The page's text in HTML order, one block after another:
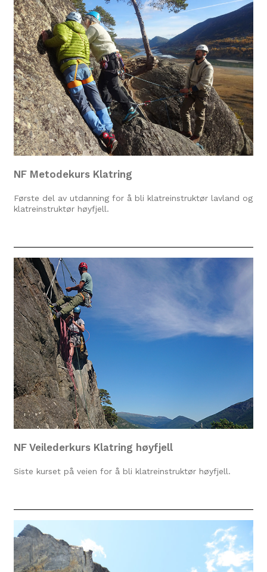
NF Metodekurs Klatring
Første del av utdanning for å bli klatreinstruktør lavland og
klatreinstruktør høyfjell.
NF Veilederkurs Klatring høyfjell
Siste kurset på veien for å bli klatreinstruktør høyfjell.